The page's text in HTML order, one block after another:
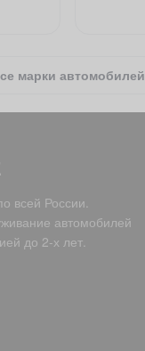
марки автомобилей
всей России.
автомобилей
до 2-х лет.